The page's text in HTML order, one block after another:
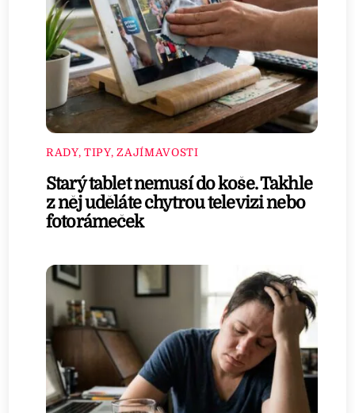
RADY, TIPY, ZAJÍMAVOSTI
Starý tablet nemusí do koše. Takhle
z něj uděláte chytrou televizi nebo
fotorámeček